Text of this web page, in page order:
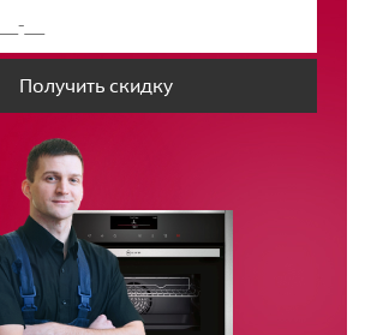
Получить скидку